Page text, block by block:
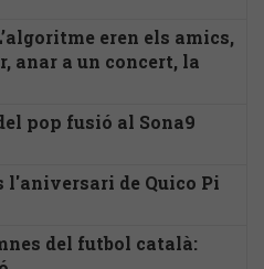
eren els amics,
anar a un concert, la
pop fusió al Sona9
l'aniversari de Quico Pi
del futbol català: